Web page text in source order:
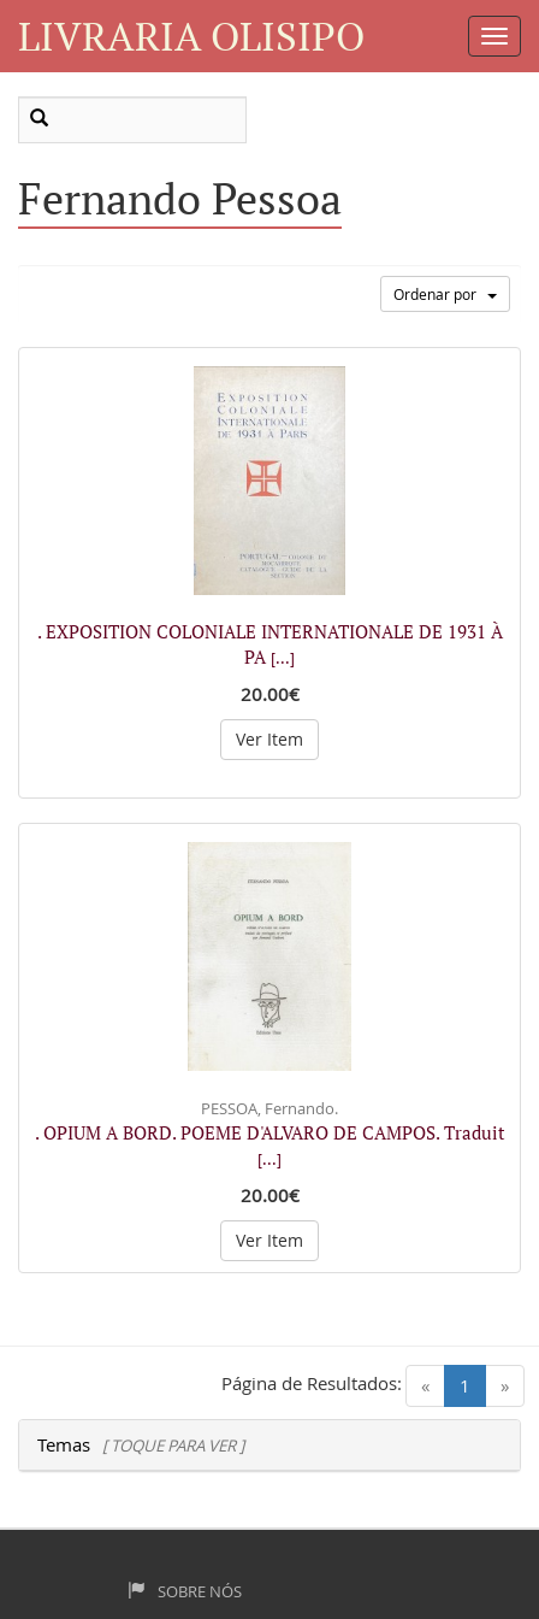
LIVRARIA OLISIPO
Fernando Pessoa
Ordenar por
. EXPOSITION COLONIALE INTERNATIONALE DE 1931 À
PA [...]
20.00€
Ver Item
PESSOA, Fernando.
. OPIUM A BORD. POEME D'ALVARO DE CAMPOS. Traduit
[...]
20.00€
Ver Item
« 1 (current)
»
Página de Resultados:
Temas [ TOQUE PARA VER ]
SOBRE NÓS